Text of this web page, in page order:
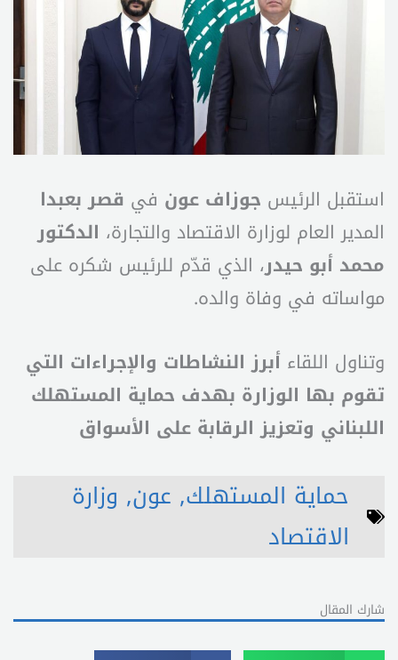
استقبل الرئيس جوزاف عون في قصر بعبدا
المدير العام لوزارة الاقتصاد والتجارة، الدكتور
محمد أبو حيدر، الذي قدّم للرئيس شكره على
مواساته في وفاة والده.
وتناول اللقاء أبرز النشاطات والإجراءات التي
تقوم بها الوزارة بهدف حماية المستهلك
اللبناني وتعزيز الرقابة على الأسواق
حماية المستهلك, عون, وزارة
الاقتصاد
شارك المقال